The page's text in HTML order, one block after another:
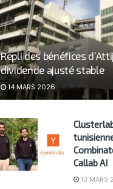
Repli des bénéfices
dividende ajusté stable
14 MARS 2026
Callab AI
13 MARS